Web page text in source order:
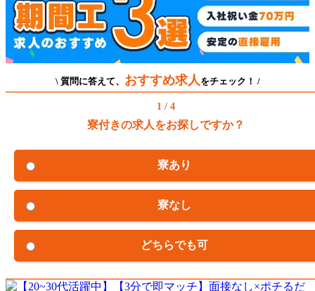
\ 質問に答えて、 おすすめ求人 をチェック！ /
1 / 4
寮付きの求人をお探しですか？
寮あり
寮なし
どちらでも可